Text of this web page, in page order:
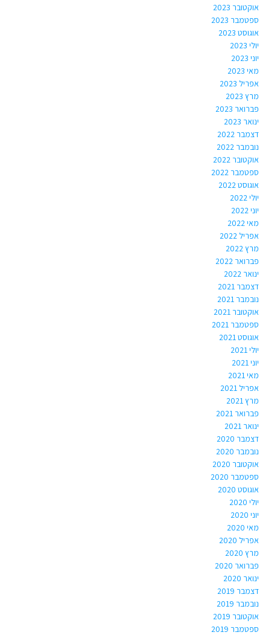
אוקטובר 2023
ספטמבר 2023
אוגוסט 2023
יולי 2023
יוני 2023
מאי 2023
אפריל 2023
מרץ 2023
פברואר 2023
ינואר 2023
דצמבר 2022
נובמבר 2022
אוקטובר 2022
ספטמבר 2022
אוגוסט 2022
יולי 2022
יוני 2022
מאי 2022
אפריל 2022
מרץ 2022
פברואר 2022
ינואר 2022
דצמבר 2021
נובמבר 2021
אוקטובר 2021
ספטמבר 2021
אוגוסט 2021
יולי 2021
יוני 2021
מאי 2021
אפריל 2021
מרץ 2021
פברואר 2021
ינואר 2021
דצמבר 2020
נובמבר 2020
אוקטובר 2020
ספטמבר 2020
אוגוסט 2020
יולי 2020
יוני 2020
מאי 2020
אפריל 2020
מרץ 2020
פברואר 2020
ינואר 2020
דצמבר 2019
נובמבר 2019
אוקטובר 2019
ספטמבר 2019